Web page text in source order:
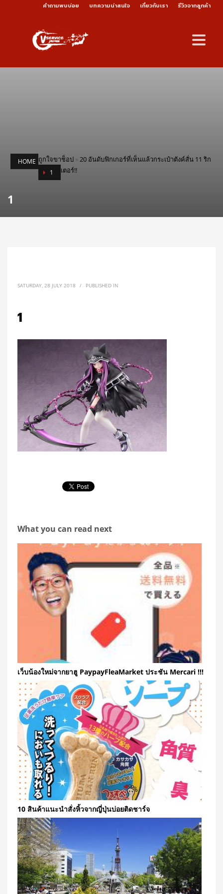
คำถามพบบ่อย บทความน่าสนใจ เกี่ยวกับเรา รีวิวจากลูกค้า
HOME ถูกใจขาช็อป »20 อันดับฟิกเกอร์ที่เห็นแล้วกระเป๋าตังค์สั่น 11 ริก
เตอร์!!
1
1
SATURDAY, 28 JULY 2018 / PUBLISHED IN
1
What you can read next
เว็บน้องใหม่จากยาฮู PaypayFleaMarket ประชัน Mercari !!!
10 สินค้าแนะนำสั่งหิ้วจากญี่ปุ่นบ่อยติดชาร์จ